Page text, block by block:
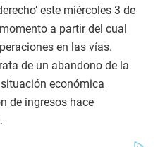
este miércoles 3 de
a partir del cual
en las vías.
de un abandono de la
económica
de ingresos hace